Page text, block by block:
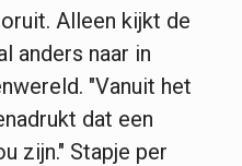
Alleen kijkt de
anders naar in
"Vanuit het
dat een
zijn." Stapje per